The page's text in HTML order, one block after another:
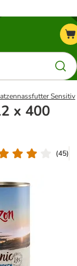
Sensitiv
x 400
(45)